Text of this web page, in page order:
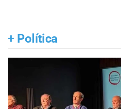
+ Política